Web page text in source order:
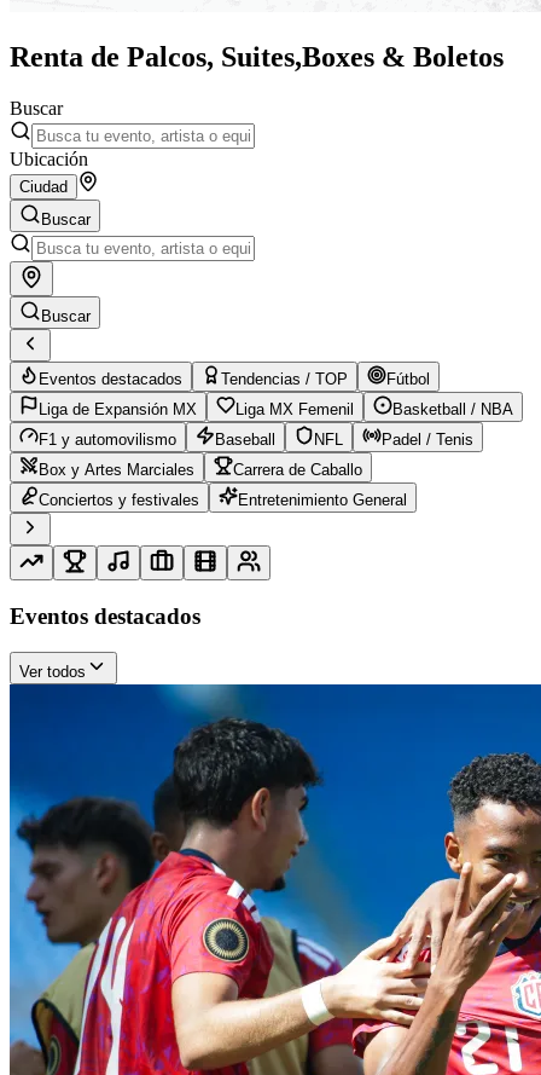
Renta de Palcos, Suites,Boxes & Boletos
Buscar
Ubicación
Ciudad
Buscar
Buscar
Eventos destacados Tendencias / TOP
Fútbol
Liga de Expansión MX
Liga MX Femenil
Basketball / NBA
F1 y automovilismo
Baseball NFL
Padel / Tenis
Box y Artes Marciales
Carrera de Caballo
Conciertos y festivales
Entretenimiento General
Eventos destacados
Ver todos